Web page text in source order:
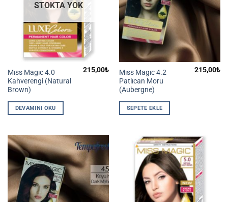
STOKTA YOK
Mıss Magıc 4.0
Kahverengi (Natural
Brown)
215,00₺
DEVAMINI OKU
Mıss Magıc 4.2
Patlıcan Moru
(Aubergne)
215,00₺
SEPETE EKLE